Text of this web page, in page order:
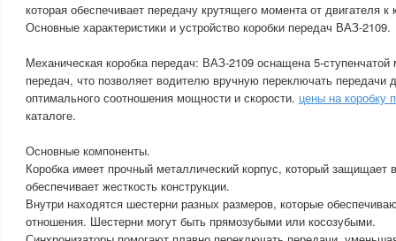
которая обеспечивает передачу крутящего момента от двигателя
Основные характеристики и устройство коробки передач ВАЗ-2109.
Механическая коробка передач: ВАЗ-2109 оснащена 5-ступенчатой
передач, что позволяет водителю вручную переключать передачи
оптимального соотношения мощности и скорости. цены на коробку
каталоге.
Основные компоненты.
Коробка имеет прочный металлический корпус, который защищает
обеспечивает жесткость конструкции.
Внутри находятся шестерни разных размеров, которые
отношения. Шестерни могут быть прямозубыми или косозубыми.